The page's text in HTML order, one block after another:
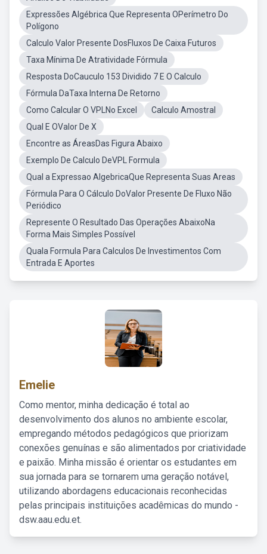
Expressões Algébrica Que Representa OPerímetro Do
Polígono
Calculo Valor Presente DosFluxos De Caixa Futuros
Taxa Mínima De Atratividade Fórmula
Resposta DoCauculo 153 Dividido 7 E O Calculo
Fórmula DaTaxa Interna De Retorno
Como Calcular O VPLNo Excel
Calculo Amostral
Qual E OValor De X
Encontre as ÁreasDas Figura Abaixo
Exemplo De Calculo DeVPL Formula
Qual a Expressao AlgebricaQue Representa Suas Areas
Fórmula Para O Cálculo DoValor Presente De Fluxo Não
Periódico
Represente O Resultado Das Operações AbaixoNa
Forma Mais Simples Possível
Quala Formula Para Calculos De Investimentos Com
Entrada E Aportes
Emelie
Como mentor, minha dedicação é total ao
desenvolvimento dos alunos no ambiente escolar,
empregando métodos pedagógicos que priorizam
conexões genuínas e são alimentados por criatividade
e paixão. Minha missão é orientar os estudantes em
sua jornada para se tornarem uma geração notável,
utilizando abordagens educacionais reconhecidas
pelas principais instituições acadêmicas do mundo -
dsw.aau.edu.et.